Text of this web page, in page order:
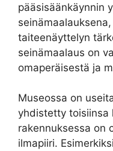
pääsisäänkäynnin
taiteenäyttelyn
seinämaalaus on
omaperäisestä ja
Museossa on
yhdistetty toisiinsa
rakennuksessa on
ilmapiiri.